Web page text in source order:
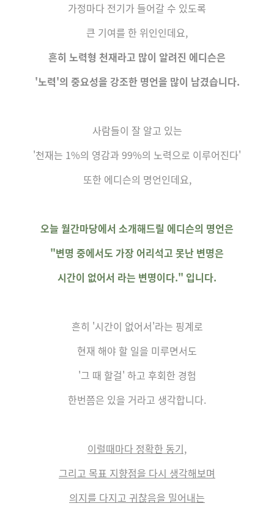
가정마다 전기가 들어갈 수 있도록
큰 기여를 한 위인인데요,
흔히 노력형 천재라고 많이 알려진 에디슨은
'노력'의 중요성을 강조한 명언을 많이 남겼습니다.
사람들이 잘 알고 있는
'천재는 1%의 영감과 99%의 노력으로 이루어진다'
또한 에디슨의 명언인데요,
오늘 월간마당에서 소개해드릴 에디슨의 명언은
"변명 중에서도 가장 어리석고 못난 변명은
시간이 없어서 라는 변명이다." 입니다.
흔히 '시간이 없어서'라는 핑계로
현재 해야 할 일을 미루면서도
'그 때 할걸' 하고 후회한 경험
한번쯤은 있을 거라고 생각합니다.
이럴때마다 정확한 동기,
그리고 목표 지향점을 다시 생각해보며
의지를 다지고 귀찮음을 밀어내는